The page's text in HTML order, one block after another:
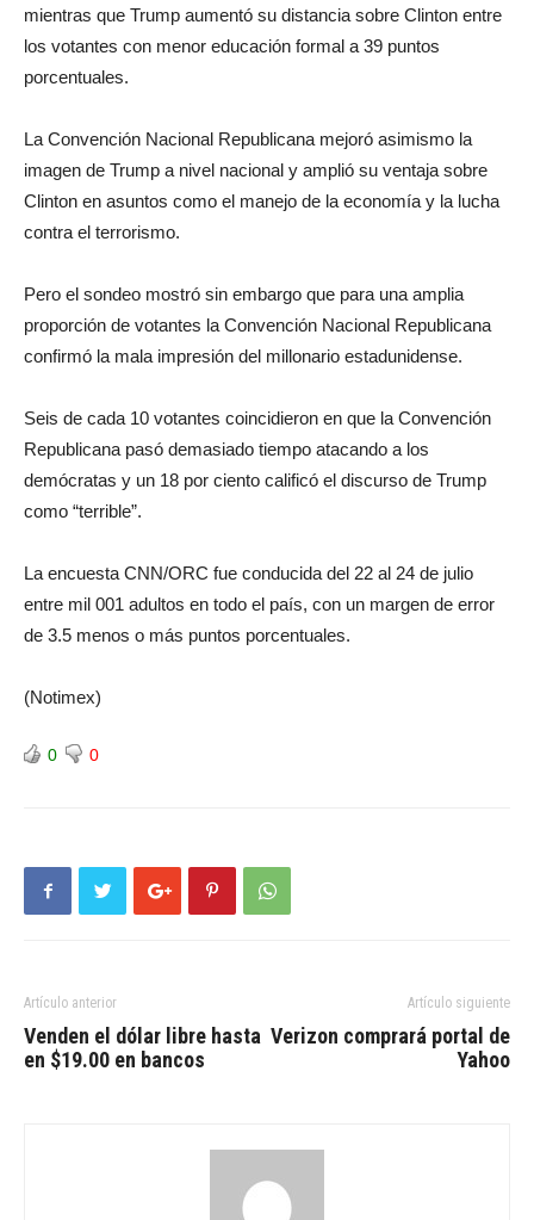
mientras que Trump aumentó su distancia sobre Clinton entre
los votantes con menor educación formal a 39 puntos
porcentuales.
La Convención Nacional Republicana mejoró asimismo la
imagen de Trump a nivel nacional y amplió su ventaja sobre
Clinton en asuntos como el manejo de la economía y la lucha
contra el terrorismo.
Pero el sondeo mostró sin embargo que para una amplia
proporción de votantes la Convención Nacional Republicana
confirmó la mala impresión del millonario estadunidense.
Seis de cada 10 votantes coincidieron en que la Convención
Republicana pasó demasiado tiempo atacando a los
demócratas y un 18 por ciento calificó el discurso de Trump
como “terrible”.
La encuesta CNN/ORC fue conducida del 22 al 24 de julio
entre mil 001 adultos en todo el país, con un margen de error
de 3.5 menos o más puntos porcentuales.
(Notimex)
0 0
Artículo anterior
Venden el dólar libre hasta
en $19.00 en bancos
Artículo siguiente
Verizon comprará portal de
Yahoo